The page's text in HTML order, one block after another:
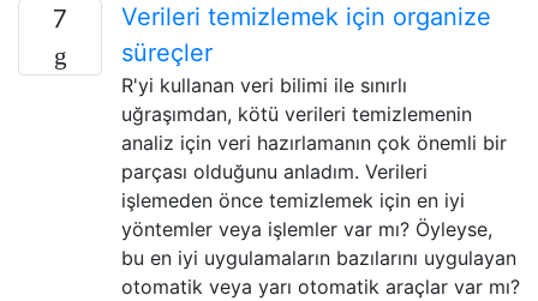
7
Verileri temizlemek için organize
süreçler
R'yi kullanan veri bilimi ile sınırlı
uğraşımdan, kötü verileri temizlemenin
analiz için veri hazırlamanın çok önemli bir
parçası olduğunu anladım. Verileri
işlemeden önce temizlemek için en iyi
yöntemler veya işlemler var mı? Öyleyse,
bu en iyi uygulamaların bazılarını uygulayan
otomatik veya yarı otomatik araçlar var mı?